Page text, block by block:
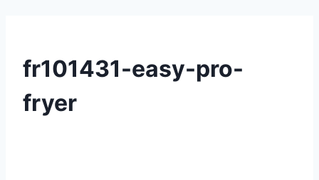
fr101431-easy-pro-
fryer